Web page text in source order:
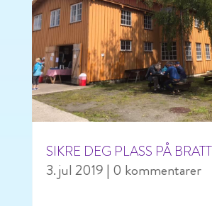
SIKRE DEG PLASS PÅ
3. jul 2019 | 0 kommentarer